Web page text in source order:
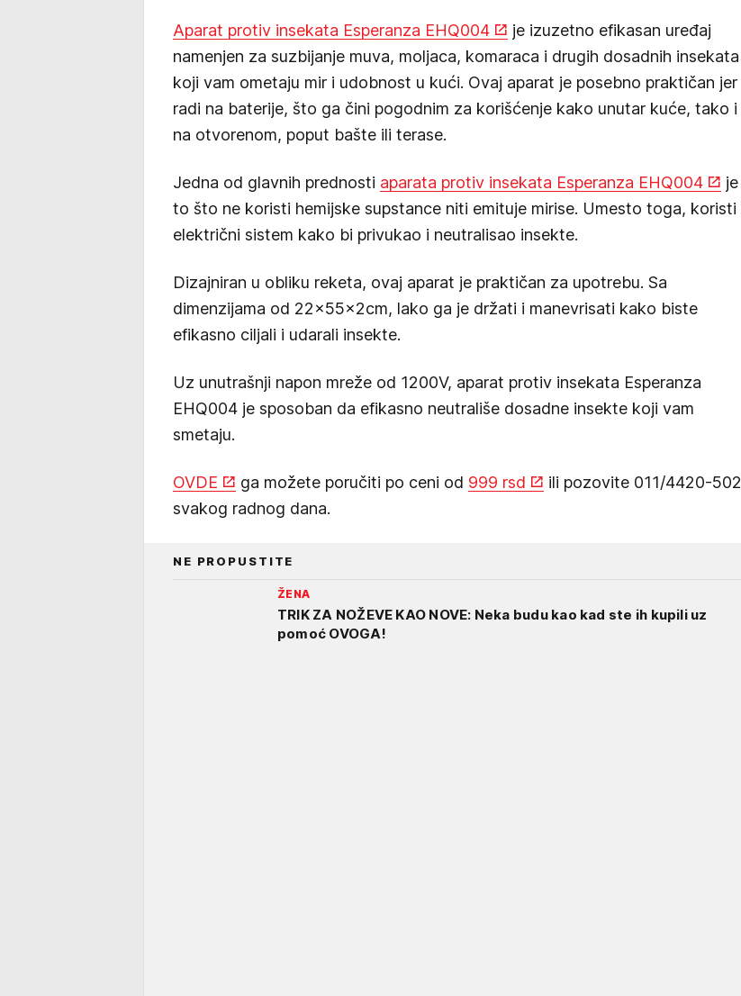
Aparat protiv insekata Esperanza EHQ004
je izuzetno efikasan uređaj
namenjen za suzbijanje muva, moljaca, komaraca i drugih dosadnih insekata
koji vam ometaju mir i udobnost u kući. Ovaj aparat je posebno praktičan jer
radi na baterije, što ga čini pogodnim za korišćenje kako unutar kuće, tako i
na otvorenom, poput bašte ili terase.
Jedna od glavnih prednosti aparata protiv insekata Esperanza EHQ004
je
to što ne koristi hemijske supstance niti emituje mirise. Umesto toga, koristi
električni sistem kako bi privukao i neutralisao insekte.
Dizajniran u obliku reketa, ovaj aparat je praktičan za upotrebu. Sa
dimenzijama od 22x55x2cm, lako ga je držati i manevrisati kako biste
efikasno ciljali i udarali insekte.
Uz unutrašnji napon mreže od 1200V, aparat protiv insekata Esperanza
EHQ004 je sposoban da efikasno neutrališe dosadne insekte koji vam
smetaju.
OVDE ga možete poručiti po ceni od 999 rsd
ili pozovite 011/4420-502
svakog radnog dana.
NE PROPUSTITE
ŽENA
TRIK ZA NOŽEVE KAO NOVE: Neka budu kao kad ste ih kupili uz
pomoć OVOGA!